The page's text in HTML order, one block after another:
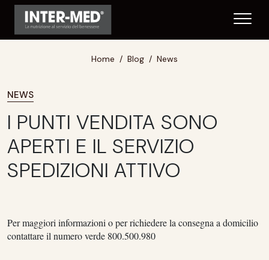
Home Blog News
NEWS
I PUNTI VENDITA SONO
APERTI E IL SERVIZIO
SPEDIZIONI ATTIVO
Per maggiori informazioni o per richiedere la consegna a domicilio
contattare il numero verde 800.500.980